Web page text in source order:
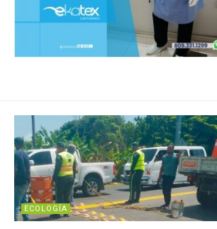
ECOLOGÍA